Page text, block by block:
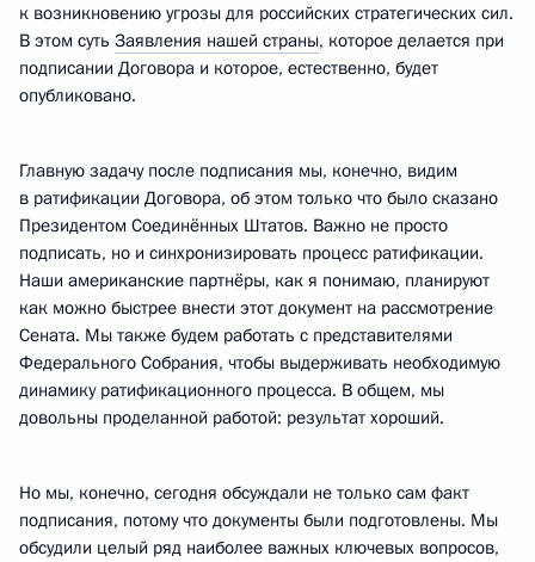
к возникновению угрозы для российских стратегических сил.
В этом суть Заявления нашей страны, которое делается при
подписании Договора и которое, естественно, будет
опубликовано.
Главную задачу после подписания мы, конечно, видим
в ратификации Договора, об этом только что было сказано
Президентом Соединённых Штатов. Важно не просто
подписать, но и синхронизировать процесс ратификации.
Наши американские партнёры, как я понимаю, планируют
как можно быстрее внести этот документ на рассмотрение
Сената. Мы также будем работать с представителями
Федерального Собрания, чтобы выдерживать необходимую
динамику ратификационного процесса. В общем, мы
довольны проделанной работой: результат хороший.
Но мы, конечно, сегодня обсуждали не только сам факт
подписания, потому что документы были подготовлены. Мы
обсудили целый ряд наиболее важных ключевых вопросов,